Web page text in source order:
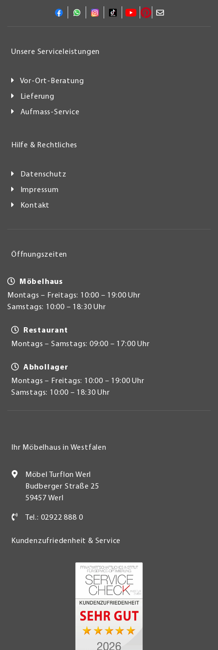
Unsere Serviceleistungen
Vor-Ort-Beratung
Lieferung
Aufmass-Service
Hilfe & Rechtliches
Datenschutz
Impressum
Kontakt
Öffnungszeiten
Möbelhaus
Montags – Freitags: 10:00 – 19:00 Uhr
Samstags: 10:00 – 18:30 Uhr
Restaurant
Montags – Samstags: 09:00 – 17:00 Uhr
Abhollager
Montags – Freitags: 10:00 – 19:00 Uhr
Samstags: 10:00 – 18:30 Uhr
Ihr Möbelhaus in Westfalen
Möbel Turflon Werl
Budberger Straße 25
59457 Werl
Tel.: 02922 888 0
Kundenzufriedenheit & Service